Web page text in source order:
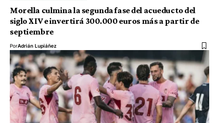
Morella culmina la segunda fase del acueducto del
siglo XIV e invertirá 300.000 euros más a partir de
septiembre
PorAdrián Lupiáñez